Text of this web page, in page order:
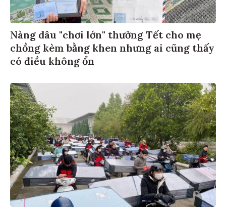
Nàng dâu "chơi lớn" thưởng Tết cho mẹ
chồng kèm bằng khen nhưng ai cũng thấy
có điều không ổn